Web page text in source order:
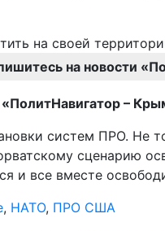
на новости
–
систем ПРО. Не
сценарию
и все вместе
, НАТО, ПРО США